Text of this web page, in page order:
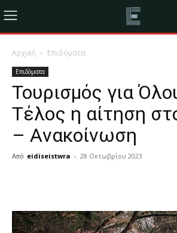
Αρχική Επιδόματα
Επιδόματα
Τουρισμός για
Τέλος η αίτηση
– Aνακοίνωση
Από eidiseistwra - 28 Οκτωβρίου 2023